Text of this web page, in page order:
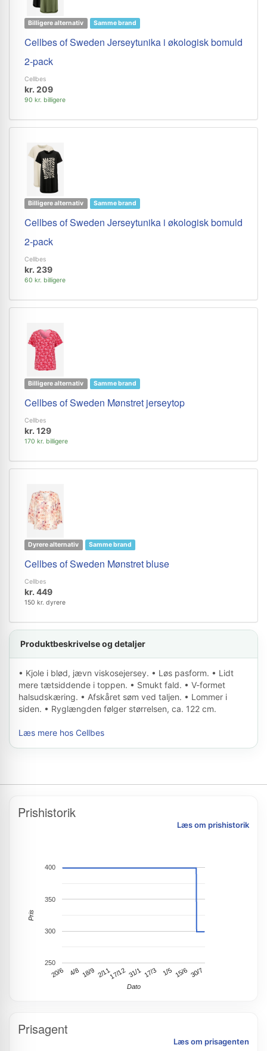
Billigere alternativ Samme brand
Cellbes of Sweden Jerseytunika i økologisk bomuld
2-pack
Cellbes
kr. 209
90 kr. billigere
Billigere alternativ Samme brand
Cellbes of Sweden Jerseytunika i økologisk bomuld
2-pack
Cellbes
kr. 239
60 kr. billigere
Billigere alternativ Samme brand
Cellbes of Sweden Mønstret jerseytop
Cellbes
kr. 129
170 kr. billigere
Dyrere alternativ Samme brand
Cellbes of Sweden Mønstret bluse
Cellbes
kr. 449
150 kr. dyrere
Produktbeskrivelse og detaljer
• Kjole i blød, jævn viskosejersey. • Løs pasform. • Lidt
mere tætsiddende i toppen. • Smukt fald. • V-formet
halsudskæring. • Afskåret søm ved taljen. • Lommer i
siden. • Ryglængden følger størrelsen, ca. 122 cm.
Læs mere hos Cellbes
Prishistorik
Læs om prishistorik
20/6 4/8 18/9 2/1117/12 31/1 17/3 1/5 15/6 30/7
250
300
350
400
Dato
Pris
Prisagent
Læs om prisagenten